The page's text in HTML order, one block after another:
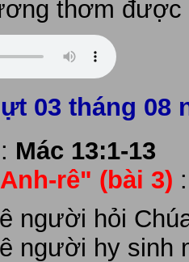
thơm được
03 tháng 08
Mác 13:1-13
rê" (bài 3)
người hỏi
người hy sinh